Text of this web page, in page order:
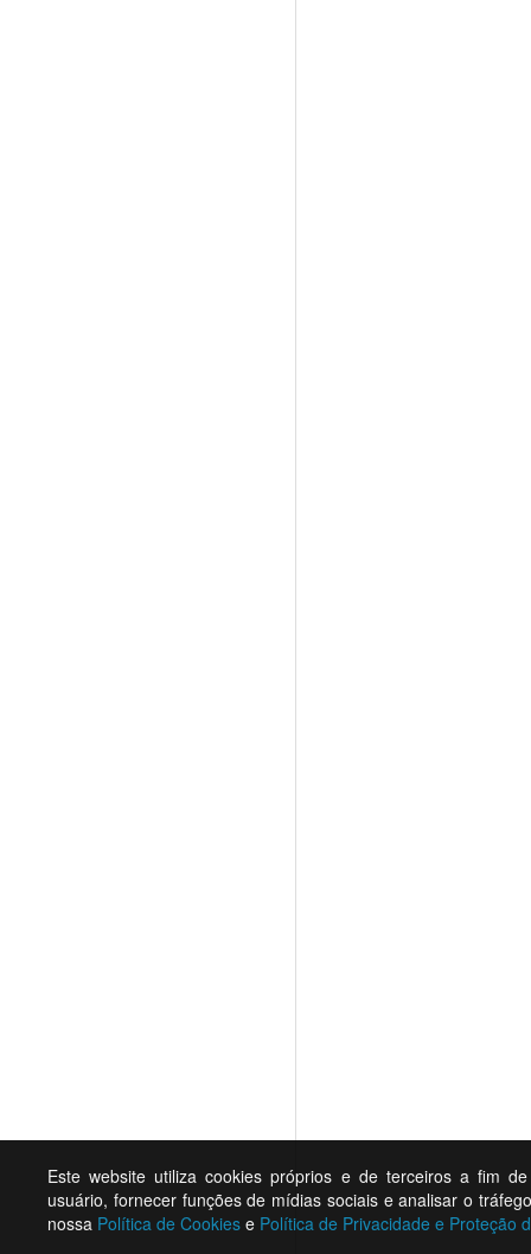
Este website utiliza cookies próprios e de terceiros a fim
usuário, fornecer funções de mídias sociais e analisar o
nossa Política de Cookies e Política de Privacidade e Proteção